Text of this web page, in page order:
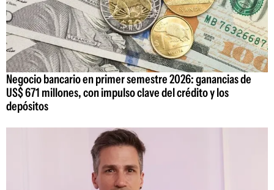
Negocio bancario en primer semestre 2026: ganancias de
US$ 671 millones, con impulso clave del crédito y los
depósitos